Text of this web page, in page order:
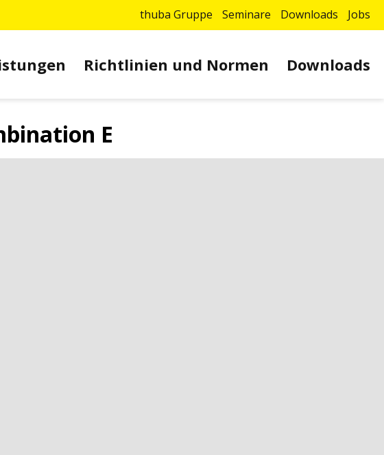
thuba Gruppe Seminare Downloads Jobs
Richtlinien und Normen Downloads
E